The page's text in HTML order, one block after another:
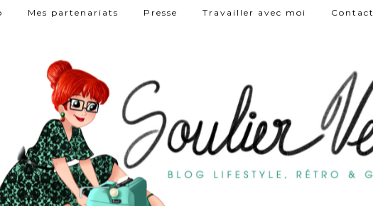
Mes partenariats Presse Travailler avec moi Contact